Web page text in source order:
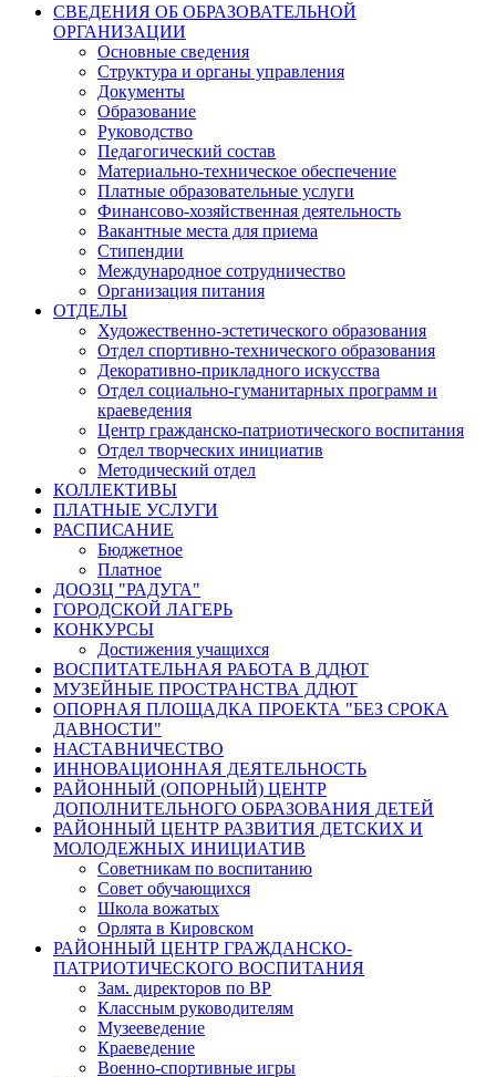
СВЕДЕНИЯ ОБ ОБРАЗОВАТЕЛЬНОЙ
ОРГАНИЗАЦИИ
Основные сведения
Структура и органы управления
Документы
Образование
Руководство
Педагогический состав
Материально-техническое обеспечение
Платные образовательные услуги
Финансово-хозяйственная деятельность
Вакантные места для приема
Стипендии
Международное сотрудничество
Организация питания
ОТДЕЛЫ
Художественно-эстетического образования
Отдел спортивно-технического образования
Декоративно-прикладного искусства
Отдел социально-гуманитарных программ и
краеведения
Центр гражданско-патриотического воспитания
Отдел творческих инициатив
Методический отдел
КОЛЛЕКТИВЫ
ПЛАТНЫЕ УСЛУГИ
РАСПИСАНИЕ
Бюджетное
Платное
ДООЗЦ "РАДУГА"
ГОРОДСКОЙ ЛАГЕРЬ
КОНКУРСЫ
Достижения учащихся
ВОСПИТАТЕЛЬНАЯ РАБОТА В ДДЮТ
МУЗЕЙНЫЕ ПРОСТРАНСТВА ДДЮТ
ОПОРНАЯ ПЛОЩАДКА ПРОЕКТА "БЕЗ СРОКА
ДАВНОСТИ"
НАСТАВНИЧЕСТВО
ИННОВАЦИОННАЯ ДЕЯТЕЛЬНОСТЬ
РАЙОННЫЙ (ОПОРНЫЙ) ЦЕНТР
ДОПОЛНИТЕЛЬНОГО ОБРАЗОВАНИЯ ДЕТЕЙ
РАЙОННЫЙ ЦЕНТР РАЗВИТИЯ ДЕТСКИХ И
МОЛОДЕЖНЫХ ИНИЦИАТИВ
Советникам по воспитанию
Совет обучающихся
Школа вожатых
Орлята в Кировском
РАЙОННЫЙ ЦЕНТР ГРАЖДАНСКО-
ПАТРИОТИЧЕСКОГО ВОСПИТАНИЯ
Зам. директоров по ВР
Классным руководителям
Музееведение
Краеведение
Военно-спортивные игры